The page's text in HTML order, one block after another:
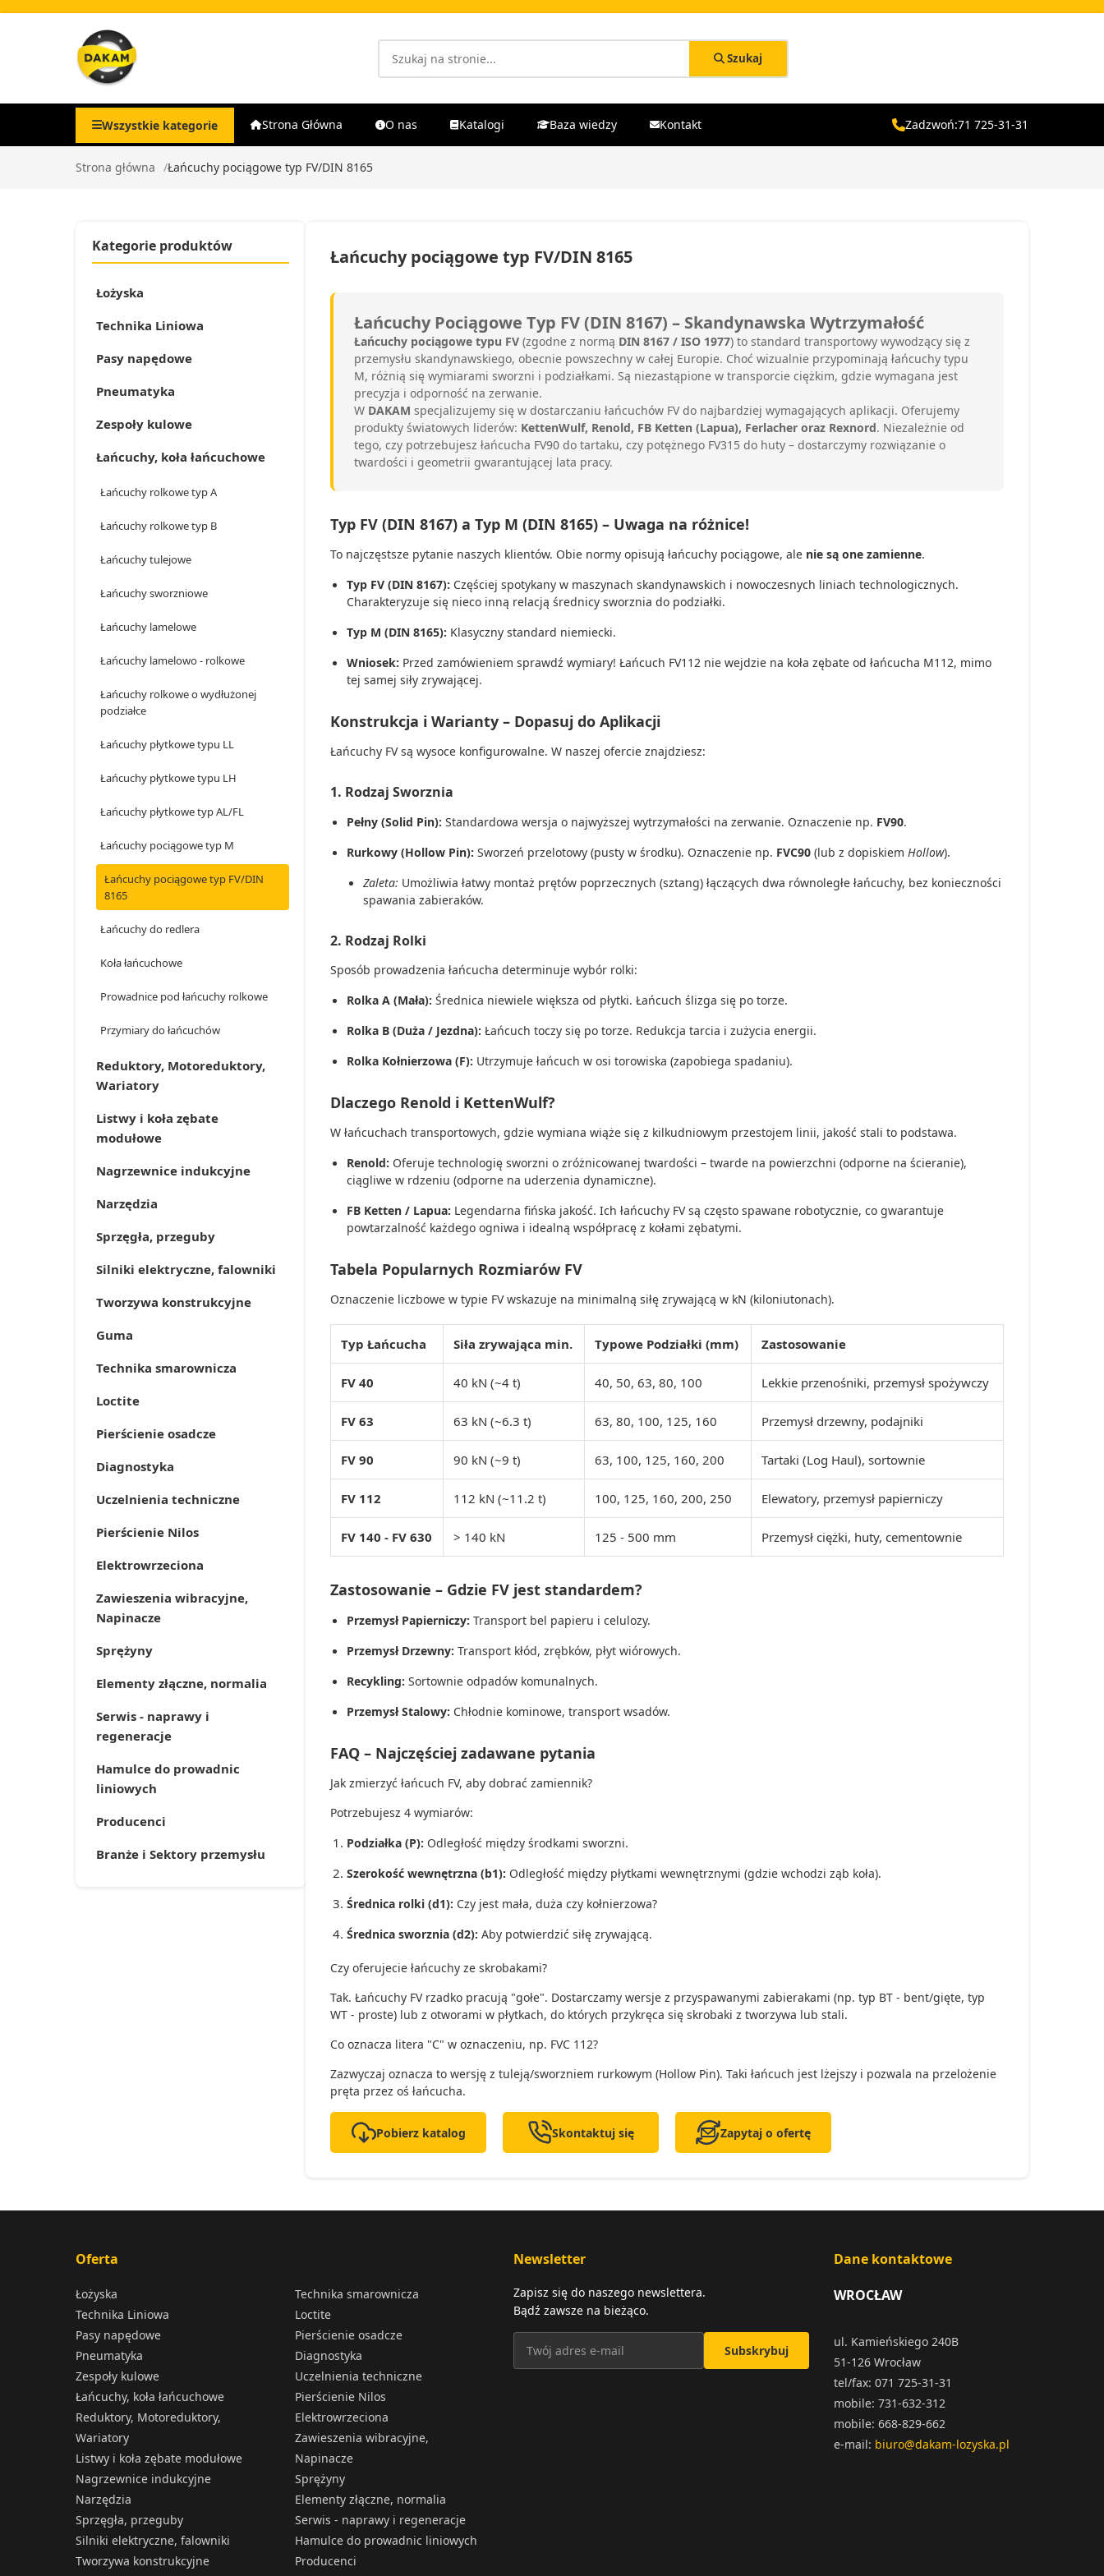
Szukaj
Wszystkie kategorie Strona Główna O nas Katalogi Baza wiedzy Kontakt Zadzwoń:71 725-31-31
Strona główna Łańcuchy pociągowe typ FV/DIN 8165
Kategorie produktów
Łożyska
Technika Liniowa
Pasy napędowe
Pneumatyka
Zespoły kulowe
Łańcuchy, koła łańcuchowe
Łańcuchy rolkowe typ A
Łańcuchy rolkowe typ B
Łańcuchy tulejowe
Łańcuchy sworzniowe
Łańcuchy lamelowe
Łańcuchy lamelowo - rolkowe
Łańcuchy rolkowe o wydłużonej
podziałce
Łańcuchy płytkowe typu LL
Łańcuchy płytkowe typu LH
Łańcuchy płytkowe typ AL/FL
Łańcuchy pociągowe typ M
Łańcuchy pociągowe typ FV/DIN
8165
Łańcuchy do redlera
Koła łańcuchowe
Prowadnice pod łańcuchy rolkowe
Przymiary do łańcuchów
Reduktory, Motoreduktory,
Wariatory
Listwy i koła zębate
modułowe
Nagrzewnice indukcyjne
Narzędzia
Sprzęgła, przeguby
Silniki elektryczne, falowniki
Tworzywa konstrukcyjne
Guma
Technika smarownicza
Loctite
Pierścienie osadcze
Diagnostyka
Uczelnienia techniczne
Pierścienie Nilos
Elektrowrzeciona
Zawieszenia wibracyjne,
Napinacze
Sprężyny
Elementy złączne, normalia
Serwis - naprawy i
regeneracje
Hamulce do prowadnic
liniowych
Producenci
Branże i Sektory przemysłu
Łańcuchy pociągowe typ FV/DIN 8165
Łańcuchy Pociągowe Typ FV (DIN 8167) – Skandynawska Wytrzymałość
Łańcuchy pociągowe typu FV (zgodne z normą DIN 8167 / ISO 1977) to standard transportowy wywodzący się z
przemysłu skandynawskiego, obecnie powszechny w całej Europie. Choć wizualnie przypominają łańcuchy typu
M, różnią się wymiarami sworzni i podziałkami. Są niezastąpione w transporcie ciężkim, gdzie wymagana jest
precyzja i odporność na zerwanie.
W DAKAM specjalizujemy się w dostarczaniu łańcuchów FV do najbardziej wymagających aplikacji. Oferujemy
produkty światowych liderów: KettenWulf, Renold, FB Ketten (Lapua), Ferlacher oraz Rexnord. Niezależnie od
tego, czy potrzebujesz łańcucha FV90 do tartaku, czy potężnego FV315 do huty – dostarczymy rozwiązanie o
twardości i geometrii gwarantującej lata pracy.
Typ FV (DIN 8167) a Typ M (DIN 8165) – Uwaga na różnice!
To najczęstsze pytanie naszych klientów. Obie normy opisują łańcuchy pociągowe, ale nie są one zamienne.
Typ FV (DIN 8167): Częściej spotykany w maszynach skandynawskich i nowoczesnych liniach technologicznych.
Charakteryzuje się nieco inną relacją średnicy sworznia do podziałki.
Typ M (DIN 8165): Klasyczny standard niemiecki.
Wniosek: Przed zamówieniem sprawdź wymiary! Łańcuch FV112 nie wejdzie na koła zębate od łańcucha M112, mimo
tej samej siły zrywającej.
Konstrukcja i Warianty – Dopasuj do Aplikacji
Łańcuchy FV są wysoce konfigurowalne. W naszej ofercie znajdziesz:
1. Rodzaj Sworznia
Pełny (Solid Pin): Standardowa wersja o najwyższej wytrzymałości na zerwanie. Oznaczenie np. FV90.
Rurkowy (Hollow Pin): Sworzeń przelotowy (pusty w środku). Oznaczenie np. FVC90 (lub z dopiskiem Hollow).
Zaleta: Umożliwia łatwy montaż prętów poprzecznych (sztang) łączących dwa równoległe łańcuchy, bez konieczności
spawania zabieraków.
2. Rodzaj Rolki
Sposób prowadzenia łańcucha determinuje wybór rolki:
Rolka A (Mała): Średnica niewiele większa od płytki. Łańcuch ślizga się po torze.
Rolka B (Duża / Jezdna): Łańcuch toczy się po torze. Redukcja tarcia i zużycia energii.
Rolka Kołnierzowa (F): Utrzymuje łańcuch w osi torowiska (zapobiega spadaniu).
Dlaczego Renold i KettenWulf?
W łańcuchach transportowych, gdzie wymiana wiąże się z kilkudniowym przestojem linii, jakość stali to podstawa.
Renold: Oferuje technologię sworzni o zróżnicowanej twardości – twarde na powierzchni (odporne na ścieranie),
ciągliwe w rdzeniu (odporne na uderzenia dynamiczne).
FB Ketten / Lapua: Legendarna fińska jakość. Ich łańcuchy FV są często spawane robotycznie, co gwarantuje
powtarzalność każdego ogniwa i idealną współpracę z kołami zębatymi.
Tabela Popularnych Rozmiarów FV
Oznaczenie liczbowe w typie FV wskazuje na minimalną siłę zrywającą w kN (kiloniutonach).
Typ Łańcucha Siła zrywająca min. Typowe Podziałki (mm) Zastosowanie
FV 40 40 kN (~4 t) 40, 50, 63, 80, 100 Lekkie przenośniki, przemysł spożywczy
FV 63 63 kN (~6.3 t) 63, 80, 100, 125, 160 Przemysł drzewny, podajniki
FV 90 90 kN (~9 t) 63, 100, 125, 160, 200 Tartaki (Log Haul), sortownie
FV 112 112 kN (~11.2 t) 100, 125, 160, 200, 250 Elewatory, przemysł papierniczy
FV 140 - FV 630 > 140 kN 125 - 500 mm Przemysł ciężki, huty, cementownie
Zastosowanie – Gdzie FV jest standardem?
Przemysł Papierniczy: Transport bel papieru i celulozy.
Przemysł Drzewny: Transport kłód, zrębków, płyt wiórowych.
Recykling: Sortownie odpadów komunalnych.
Przemysł Stalowy: Chłodnie kominowe, transport wsadów.
FAQ – Najczęściej zadawane pytania
Jak zmierzyć łańcuch FV, aby dobrać zamiennik?
Potrzebujesz 4 wymiarów:
Podziałka (P): Odległość między środkami sworzni.
Szerokość wewnętrzna (b1): Odległość między płytkami wewnętrznymi (gdzie wchodzi ząb koła).
Średnica rolki (d1): Czy jest mała, duża czy kołnierzowa?
Średnica sworznia (d2): Aby potwierdzić siłę zrywającą.
Czy oferujecie łańcuchy ze skrobakami?
Tak. Łańcuchy FV rzadko pracują "gołe". Dostarczamy wersje z przyspawanymi zabierakami (np. typ BT - bent/gięte, typ
WT - proste) lub z otworami w płytkach, do których przykręca się skrobaki z tworzywa lub stali.
Co oznacza litera "C" w oznaczeniu, np. FVC 112?
Zazwyczaj oznacza to wersję z tuleją/sworzniem rurkowym (Hollow Pin). Taki łańcuch jest lżejszy i pozwala na przelożenie
pręta przez oś łańcucha.
Pobierz katalog Skontaktuj się Zapytaj o ofertę
Oferta
Łożyska
Technika Liniowa
Pasy napędowe
Pneumatyka
Zespoły kulowe
Łańcuchy, koła łańcuchowe
Reduktory, Motoreduktory,
Wariatory
Listwy i koła zębate modułowe
Nagrzewnice indukcyjne
Narzędzia
Sprzęgła, przeguby
Silniki elektryczne, falowniki
Tworzywa konstrukcyjne
Technika smarownicza
Loctite
Pierścienie osadcze
Diagnostyka
Uczelnienia techniczne
Pierścienie Nilos
Elektrowrzeciona
Zawieszenia wibracyjne,
Napinacze
Sprężyny
Elementy złączne, normalia
Serwis - naprawy i regeneracje
Hamulce do prowadnic liniowych
Producenci
Newsletter
Zapisz się do naszego newslettera.
Bądź zawsze na bieżąco.
Subskrybuj
Dane kontaktowe
WROCŁAW
ul. Kamieńskiego 240B
51-126 Wrocław
tel/fax: 071 725-31-31
mobile: 731-632-312
mobile: 668-829-662
e-mail: biuro@dakam-lozyska.pl